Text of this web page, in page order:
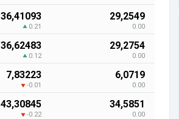
36,41093
0.21
29,2549
0.00
36,62483
0.12
29,2754
0.00
7,83223
-0.01
6,0719
0.00
43,30845
-0.22
34,5851
0.00